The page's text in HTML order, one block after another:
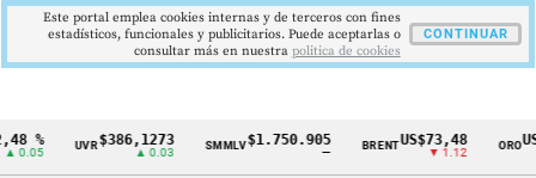
Cintillo
% UVR$386,1273
▲ 0.03
SMMLV$1.750.905 BRENTUS$73,48
▼ 1.12
ORO
Este portal emplea cookies internas y de terceros con fines
estadísticos, funcionales y publicitarios. Puede aceptarlas o
consultar más en nuestra politica de cookies
CONTINUAR